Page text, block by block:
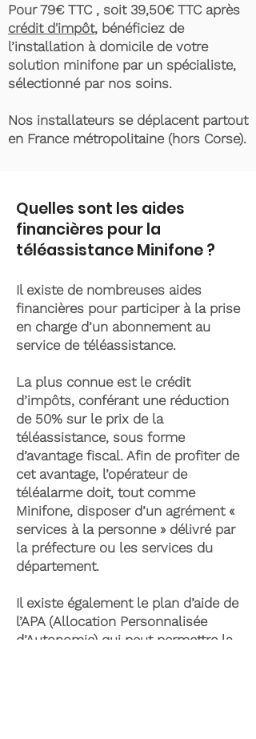
Pour 79€ TTC , soit 39,50€ TTC après
crédit d'impôt, bénéficiez de
l’installation à domicile de votre
solution minifone par un spécialiste,
sélectionné par nos soins.
Nos installateurs se déplacent partout
en France métropolitaine (hors Corse).
Quelles sont les aides
financières pour la
téléassistance Minifone ?
Il existe de nombreuses aides
financières pour participer à la prise
en charge d’un abonnement au
service de téléassistance.
La plus connue est le crédit
d’impôts, conférant une réduction
de 50% sur le prix de la
téléassistance, sous forme
d’avantage fiscal. Afin de profiter de
cet avantage, l’opérateur de
téléalarme doit, tout comme
Minifone, disposer d’un agrément «
services à la personne » délivré par
la préfecture ou les services du
département.
Il existe également le plan d’aide de
l’APA (Allocation Personnalisée
d’Autonomie) qui peut permettre la